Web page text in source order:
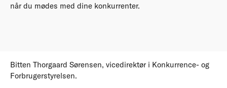
når du mødes med dine konkurrenter.
Bitten Thorgaard Sørensen, vicedirektør i Konkurrence- og
Forbrugerstyrelsen.